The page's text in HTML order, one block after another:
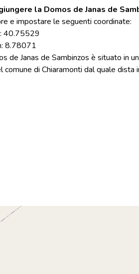
la Domos de Janas de
e impostare le seguenti coordinate:
40.75529
8.78071
de Janas de Sambinzos è situato in
comune di Chiaramonti dal quale dista